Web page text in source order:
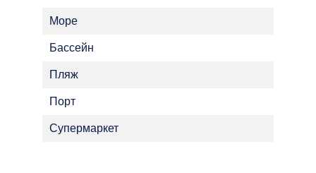
Море
Бассейн
Пляж
Порт
Супермаркет